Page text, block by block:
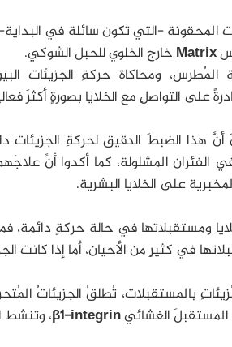
المحقونة -التي تكون سائلة في
Matrix خارج الخلوي للحبل الشوكي.
المُطرس، ومحاكاة حركةِ الجزيئات
على التواصلِ مع الخلايا بصورةٍ أكثرَ
أنَّ هذا الضبطَ الدقيق لحركةِ الجزيئات
الفئران المشلولة، كما أكدوا أنَّ
على الخلايا البشرية.
ومستقبلاتها في حالة حركةٍ
في كثيرٍ من الأحيان، أما إذا كانت
بالمستقبلات، تُطلقُ الجزيئاتُ
الغشائيβ1-integrin، وتنشط